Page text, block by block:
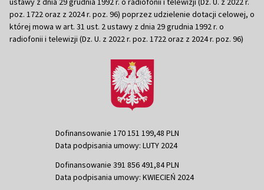
poz. 1722 oraz z 2024 r. poz. 96) poprzez udzielenie dotacji celowej, o
której mowa w art. 31 ust. 2 ustawy z dnia 29 grudnia 1992 r. o
radiofonii i telewizji (Dz. U. z 2022 r. poz. 1722 oraz z 2024 r. poz. 96)
Dofinansowanie 170 151 199,48 PLN
Data podpisania umowy: LUTY 2024
Dofinansowanie 391 856 491,84 PLN
Data podpisania umowy: KWIECIEŃ 2024